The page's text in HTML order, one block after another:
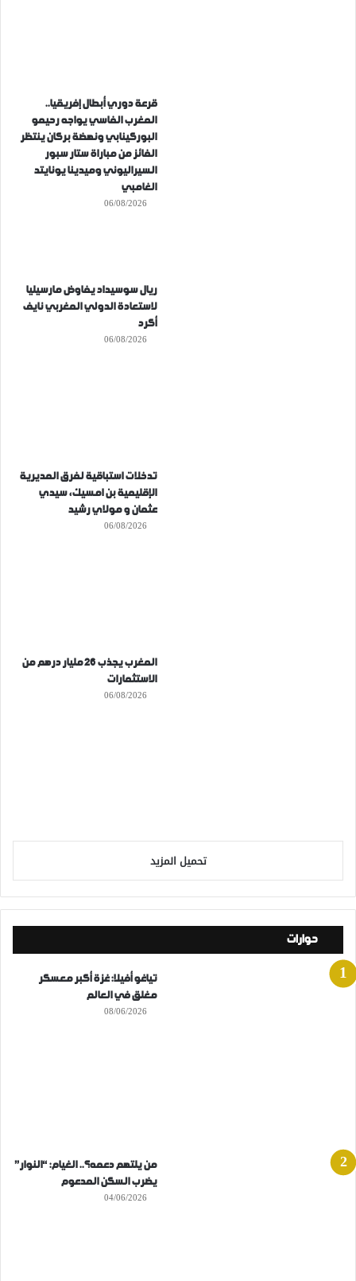
قرعة دوري أبطال إفريقيا..
المغرب الفاسي يواجه رحيمو
البوركينابي ونهضة بركان ينتظر
الفائز من مباراة ستار سبور
السيراليوني وميدينا يونايتد
الغامبي
06/08/2026
ريال سوسيداد يفاوض مارسيليا
لاستعادة الدولي المغربي نايف
أكرد
06/08/2026
تدخلات استباقية لفرق المديرية
الإقليمية بن امسيك، سيدي
عثمان و مولاي رشيد
06/08/2026
المغرب يجذب 26 مليار درهم من
الاستثمارات
06/08/2026
تحميل المزيد
حوارات
تياغو أفيلا: غزة أكبر معسكر
مغلق في العالم
08/06/2026
من يلتهم دعمه؟.. الغيام: “النوار”
يضرب السكن المدعوم
04/06/2026